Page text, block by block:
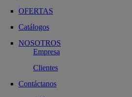
OFERTAS
Catálogos
NOSOTROS
Empresa
Clientes
Contáctanos